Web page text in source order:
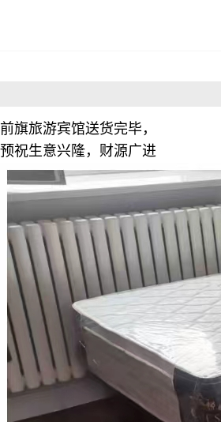
前旗旅游宾馆送货完毕，
预祝生意兴隆，财源广进